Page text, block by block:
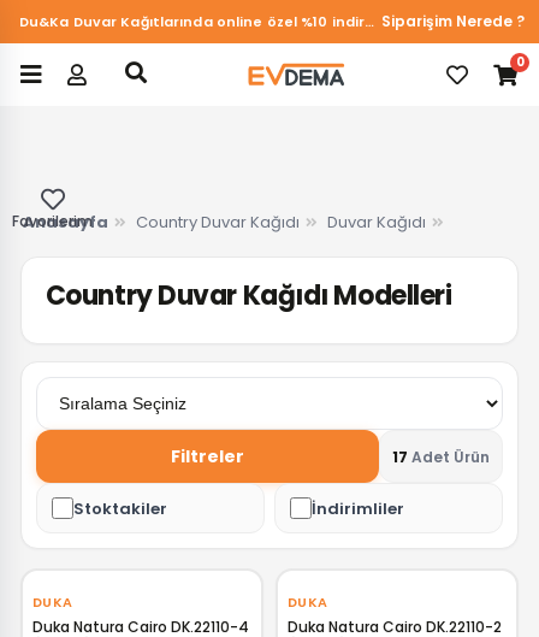
Du&Ka Duvar Kağıtlarında online özel %10 indirim! Siparişim Nerede ?
Favorilerim
0
Anasayfa Country Duvar Kağıdı Duvar Kağıdı
Country Duvar Kağıdı Modelleri
Filtreler 17 Adet Ürün
Stoktakiler İndirimliler
DUKA
Duka Natura Cairo DK.22110-4
DUKA
Duka Natura Cairo DK.22110-2